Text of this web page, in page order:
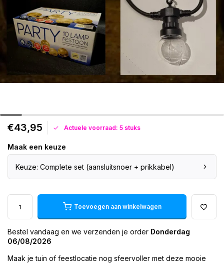
€43,95 Actuele voorraad: 5 stuks
Maak een keuze
Keuze: Complete set (aansluitsnoer + prikkabel)
Toevoegen aan winkelwagen
Bestel vandaag en we verzenden je order Donderdag
06/08/2026
Maak je tuin of feestlocatie nog sfeervoller met deze mooie